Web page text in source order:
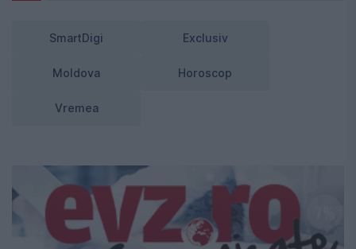
SmartDigi Exclusiv
Moldova Horoscop
Vremea